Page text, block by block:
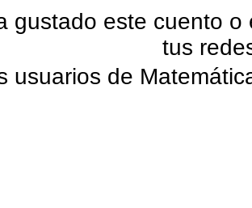
gustado este cuento
tus
usuarios de